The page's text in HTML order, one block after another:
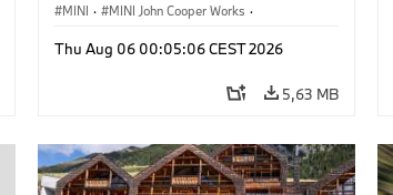
MINI · MINI John Cooper Works ·
Sonderausstattungen, Zubehör
Thu Aug 06 00:05:06 CEST 2026
5,63 MB